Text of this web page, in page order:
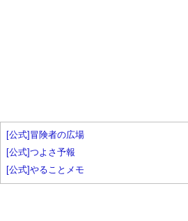
[公式]冒険者の広場
[公式]つよさ予報
[公式]やることメモ